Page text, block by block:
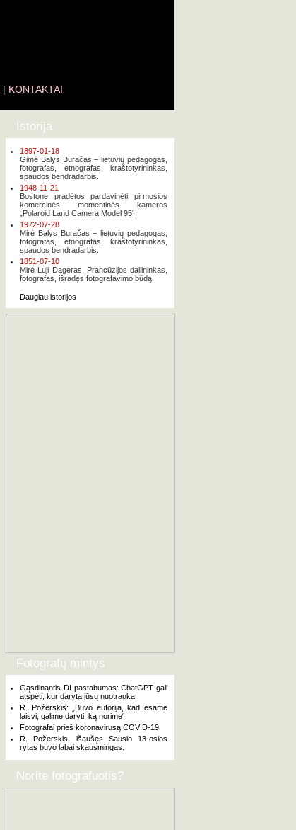
| KONTAKTAI
Istorija
1897-01-18
Gimė Balys Buračas – lietuvių pedagogas,
fotografas, etnografas, kraštotyrininkas,
spaudos bendradarbis.
1948-11-21
Bostone pradėtos pardavinėti pirmosios
komercinės momentinės kameros
„Polaroid Land Camera Model 95“.
1972-07-28
Mirė Balys Buračas – lietuvių pedagogas,
fotografas, etnografas, kraštotyrininkas,
spaudos bendradarbis.
1851-07-10
Mirė Luji Dageras, Prancūzijos dailininkas,
fotografas, išradęs fotografavimo būdą.
Daugiau istorijos
Fotografų mintys
Gąsdinantis DI pastabumas: ChatGPT gali
atspėti, kur daryta jūsų nuotrauka.
R. Požerskis: „Buvo euforija, kad esame
laisvi, galime daryti, ką norime“.
Fotografai prieš koronavirusą COVID-19.
R. Požerskis: išaušęs Sausio 13-osios
rytas buvo labai skausmingas.
Norite fotografuotis?